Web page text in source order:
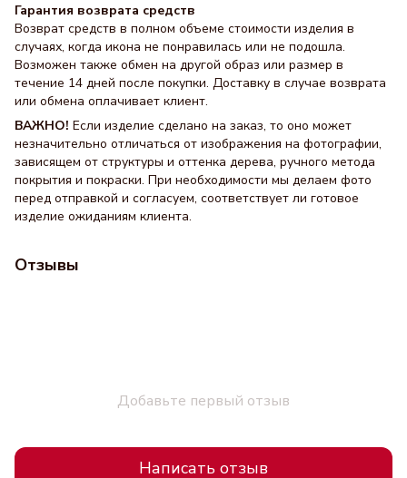
Гарантия возврата средств
Возврат средств в полном объеме стоимости изделия в
случаях, когда икона не понравилась или не подошла.
Возможен также обмен на другой образ или размер в
течение 14 дней после покупки. Доставку в случае возврата
или обмена оплачивает клиент.
ВАЖНО! Если изделие сделано на заказ, то оно может
незначительно отличаться от изображения на фотографии,
зависящем от структуры и оттенка дерева, ручного метода
покрытия и покраски. При необходимости мы делаем фото
перед отправкой и согласуем, соответствует ли готовое
изделие ожиданиям клиента.
Отзывы
Добавьте первый отзыв
Написать отзыв